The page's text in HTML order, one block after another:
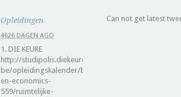
Opleidingen
4626 DAGEN AGO
1. DIE KEURE
http://studipolis.diekeure.be/nl-
be/opleidingskalender/business-
en-economics-
559/ruimtelijke-
Can not get latest